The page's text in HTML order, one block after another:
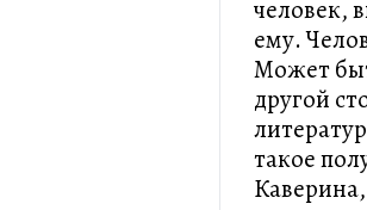
человек,
ему.
Может
другой
такое